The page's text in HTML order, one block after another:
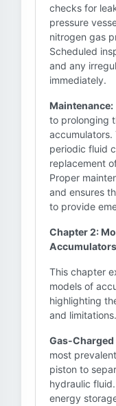
checks for
pressure
nitrogen gas
Scheduled
and any
immediately.
Maintenance:
to prolonging
accumulators.
periodic fluid
replacement
Proper
and ensures
to provide
Chapter 2:
Accumulators
This chapter
models of
highlighting
and limitations.
Gas-
most
piston to
hydraulic
energy